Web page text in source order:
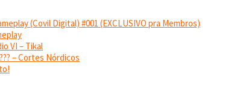
(Covil Digital) #001 (EXCLUSIVO pra Membros)
VI – Tikal
– Cortes Nórdicos